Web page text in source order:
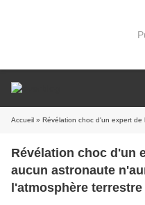
Accueil » Révélation choc d'un expert de la #NASA :
Révélation choc d'un
aucun astronaute
l'atmosphère terrestre